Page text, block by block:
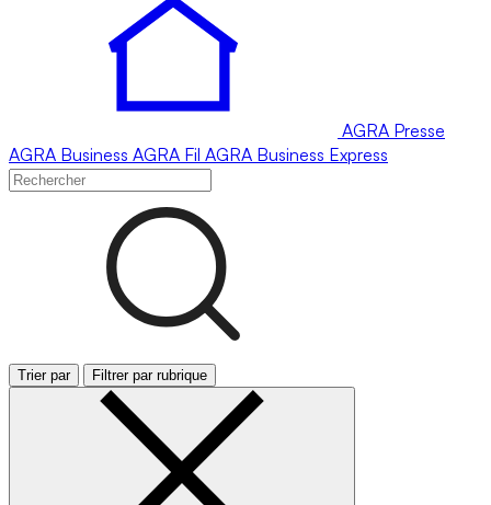
AGRA Presse
AGRA Business AGRA Fil AGRA Business Express
Trier par Filtrer par rubrique